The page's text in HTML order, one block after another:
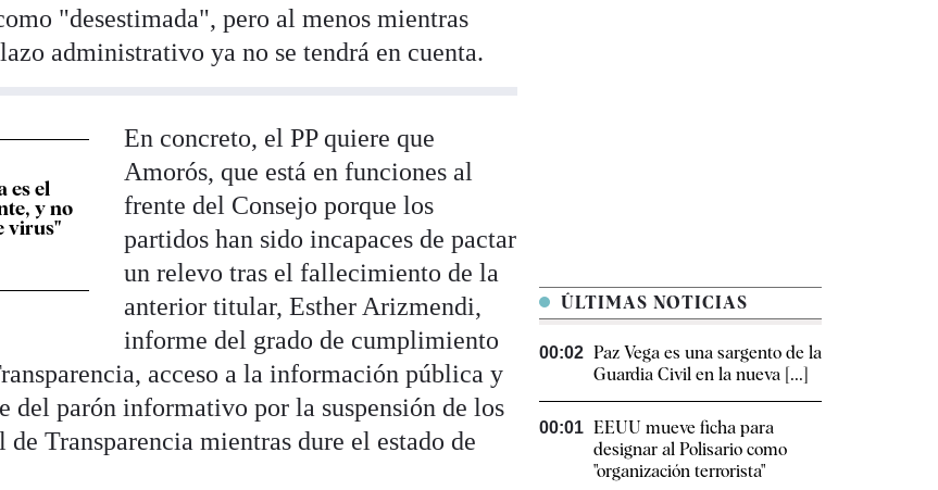
"desestimada", pero al menos mientras
administrativo ya no se tendrá en cuenta.
es el
y no
virus"
En concreto, el PP quiere que
Amorós, que está en funciones al
frente del Consejo porque los
partidos han sido incapaces de pactar
un relevo tras el fallecimiento de la
anterior titular, Esther Arizmendi,
informe del grado de cumplimiento
acceso a la información pública y
del parón informativo por la suspensión de los
de Transparencia mientras dure el estado de
ÚLTIMAS NOTICIAS
00:02 Paz Vega es una sargento de la
Guardia Civil en la nueva [...]
00:01 EEUU mueve ficha para
designar al Polisario como
"organización terrorista"